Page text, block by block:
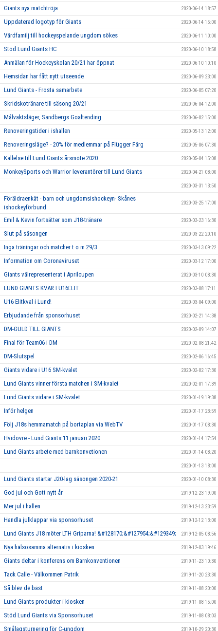
Giants nya matchtröja 2020-06-14 18:57
Uppdaterad logotyp för Giants 2020-06-14 15:00
Värdfamilj till hockeyspelande ungdom sökes 2020-06-11 10:00
Stöd Lund Giants HC 2020-06-10 18:58
Anmälan för Hockeyskolan 20/21 har öppnat 2020-06-10 10:10
Hemsidan har fått nytt utseende 2020-06-09 23:00
Lund Giants - Frosta samarbete 2020-06-05 07:20
Skridskotränare till säsong 20/21 2020-06-04 12:00
Målvaktsläger, Sandbergs Goaltending 2020-06-02 15:00
Renoveringstider i ishallen 2020-05-13 12:00
Renoveringsläge? - 20% för medlemmar på Flügger Färg 2020-05-06 07:30
Kallelse till Lund Giants årsmöte 2020 2020-05-04 15:08
MonkeySports och Warrior leverantörer till Lund Giants 2020-04-21 08:00
2020-03-31 13:50
Föräldraenkät - barn och ungdomsishockeyn- Skånes
ishockeyförbund
2020-03-25 17:00
Emil & Kevin fortsätter som J18-tränare 2020-03-23 16:30
Slut på säsongen 2020-03-22 20:10
Inga träningar och matcher t o m 29/3 2020-03-13 09:22
Information om Coronaviruset 2020-03-12 17:00
Giants välrepresenterat i Aprilcupen 2020-03-10 08:30
LUND GIANTS KVAR I U16ELIT 2020-03-08 17:11
U16 Elitkval i Lund! 2020-03-04 09:00
Erbjudande från sponsorhuset 2020-02-21 14:38
DM-GULD TILL GIANTS 2020-02-09 14:07
Final för Team06 i DM 2020-02-08 21:42
DM-Slutspel 2020-02-06 16:45
Giants vidare i U16 SM-kvalet 2020-02-02 17:30
Lund Giants vinner första matchen i SM-kvalet 2020-02-01 17:39
Lund Giants vidare i SM-kvalet 2020-01-19 19:38
Inför helgen 2020-01-17 23:59
Följ J18s hemmamatch på bortaplan via WebTV 2020-01-17 08:30
Hvidovre - Lund Giants 11 januari 2020 2020-01-14 17:54
Lund Giants arbete med barnkonvetionen 2020-01-14 08:20
2020-01-13 18:00
Lund Giants startar J20-lag säsongen 2020-21 2020-01-10 08:30
God jul och Gott nytt år 2019-12-23 19:00
Mer jul i hallen 2019-12-13 23:59
Handla julklappar via sponsorhuset 2019-12-12 13:00
Lund Giants J18 möter LTH Griparna! &#128170;&#127954;&#129349; 2019-12-05 08:56
Nya hälsosamma alternativ i kiosken 2019-12-03 19:46
Giants deltar i konferens om Barnkonventionen 2019-11-23 10:30
Tack Calle - Välkommen Patrik 2019-11-20 23:30
Så blev de bäst 2019-11-08 20:00
Lund Giants produkter i kiosken 2019-11-08 15:00
Stöd Lund Giants via Sponsorhuset 2019-11-08 08:03
Smålagsturnering för C-ungdom 2019-10-29 20:30